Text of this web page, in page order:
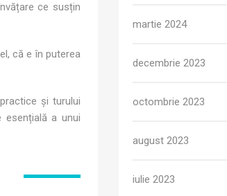
ce susțin
că e în puterea
și turului
esențială a unui
martie 2024
decembrie 2023
octombrie 2023
august 2023
iulie 2023